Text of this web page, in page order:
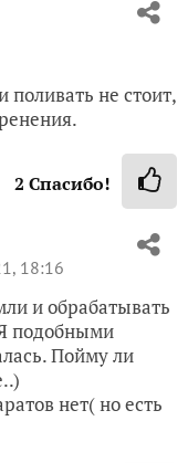
поливать не стоит,
2 Спасибо!
18:16
и обрабатывать
подобными
Пойму ли
нет( но есть